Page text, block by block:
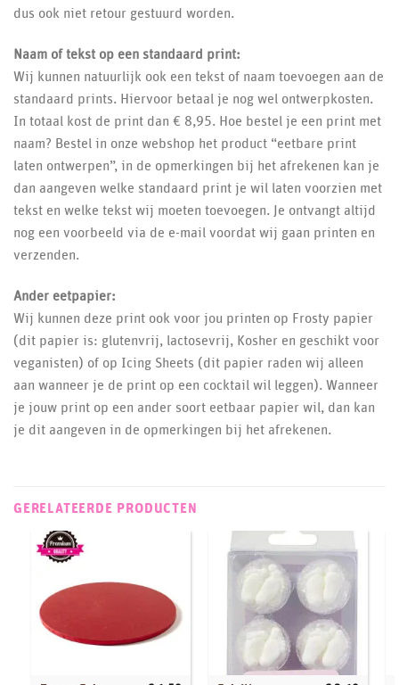
dus ook niet retour gestuurd worden.
Naam of tekst op een standaard print:
Wij kunnen natuurlijk ook een tekst of naam toevoegen aan de
standaard prints. Hiervoor betaal je nog wel ontwerpkosten.
In totaal kost de print dan € 8,95. Hoe bestel je een print met
naam? Bestel in onze webshop het product “eetbare print
laten ontwerpen”, in de opmerkingen bij het afrekenen kan je
dan aangeven welke standaard print je wil laten voorzien met
tekst en welke tekst wij moeten toevoegen. Je ontvangt altijd
nog een voorbeeld via de e-mail voordat wij gaan printen en
verzenden.
Ander eetpapier:
Wij kunnen deze print ook voor jou printen op Frosty papier
(dit papier is: glutenvrij, lactosevrij, Kosher en geschikt voor
veganisten) of op Icing Sheets (dit papier raden wij alleen
aan wanneer je de print op een cocktail wil leggen). Wanneer
je jouw print op een ander soort eetbaar papier wil, dan kan
je dit aangeven in de opmerkingen bij het afrekenen.
GERELATEERDE PRODUCTEN